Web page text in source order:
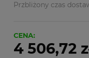
Przbliżony czas
CENA:
4 506,72